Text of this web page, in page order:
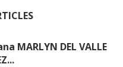
MARLYN DEL VALLE